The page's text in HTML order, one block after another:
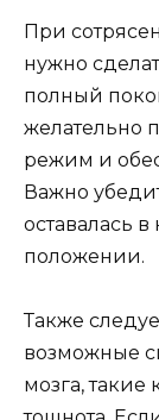
При
нужно
полный
желательно
режим и
Важно
оставалась
положении.
Также
возможные
мозга, такие